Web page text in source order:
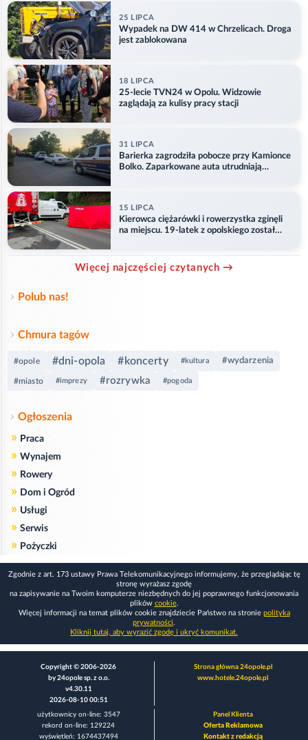
25 LIPCA
Wypadek na DW 414 w Chrzelicach. Droga
jest zablokowana
18 LIPCA
25-lecie TVN24 w Opolu. Widzowie
zaglądają za kulisy pracy stacji
31 LIPCA
Barierka zagrodziła pobocze przy Kamionce
Bolko. Zaparkowane auta utrudniają
15 LIPCA
Kierowca ciężarówki i rowerzystka zginęli
na miejscu. 19-latek z opolskiego został
Więcej najczęściej czytanych →
Polub nas!
Chmura tagów
#opole #dni-opola #koncerty #kultura #wydarzenia
#miasto #imprezy #rozrywka #pogoda
Ogłoszenia
» Praca
» Wynajem
» Rowery
» Dom i Ogród
» Usługi
» Serwis
» Pożyczki
Zgodnie z art. 173 ustawy Prawa Telekomunikacyjnego informujemy, że przeglądając tę
stronę wyrażasz zgodę
na zapisywanie na Twoim komputerze niezbędnych do jej poprawnego funkcjonowania
plików cookie.
Więcej informacji na temat plików cookie znajdziecie Państwo na stronie polityka
prywatności.
Kliknij tutaj, aby wyrazić zgodę i ukryć komunikat.
Copyright © 2006-2026
by 24opole sp. z o.o.
v4.30.11
2026-08-10 00:51
Strona główna 24opole.pl
www.hotele.24opole.pl
użytkownicy on-line: 3547
rekord on-line: 129224
wyświetleń: 1674437494
Panel Klienta
Oferta Reklamowa
Kontakt z redakcją